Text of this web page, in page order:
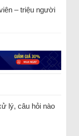
– triệu người
lý, câu hỏi nào